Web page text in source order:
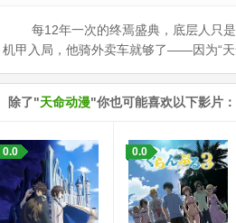
每12年一次的终焉盛典，底层人只是
机甲入局，他骑外卖车就够了——因为“天
除了"天命动漫"你也可能喜欢以下影片：
0.0 0.0